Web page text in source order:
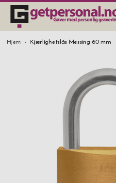
GAVER & GADGETS
SMYKKER & ACCESSOARER
Hjem Kjærlighetslås Messing 60 mm